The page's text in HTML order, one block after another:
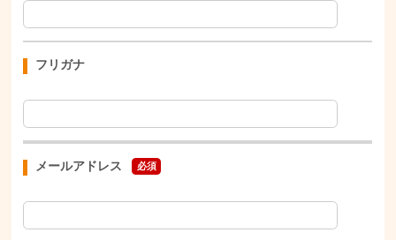
フリガナ
メールアドレス 必須